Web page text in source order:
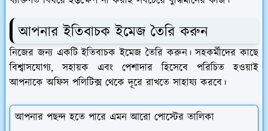
আপনার ইতিবাচক ইমেজ তৈরি করুন
নিজের জন্য একটি ইতিবাচক ইমেজ তৈরি করুন। সহকর্মীদের কাছে
বিশ্বাসযোগ্য, সহায়ক এবং পেশাদার হিসেবে পরিচিত হওয়াই
আপনাকে অফিস পলিটিক্স থেকে দূরে রাখতে সাহায্য করবে।
আপনার পছন্দ হতে পারে এমন আরো পোস্টের তালিকা